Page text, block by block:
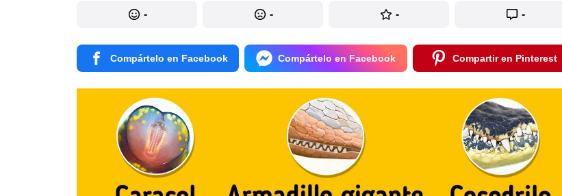
- - - -
Compártelo en Facebook Compártelo en Facebook Compartir en Pinterest